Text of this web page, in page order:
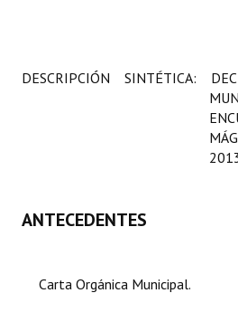
Carta Orgánica 2007
Digesto
DESCRIPCIÓN SINTÉTICA:
ANTECEDENTES
Carta Orgánica Municipal.